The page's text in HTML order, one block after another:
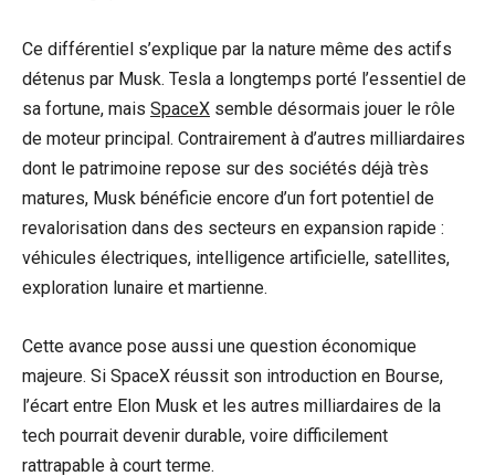
Ce différentiel s’explique par la nature même des actifs
détenus par Musk. Tesla a longtemps porté l’essentiel de
sa fortune, mais SpaceX semble désormais jouer le rôle
de moteur principal. Contrairement à d’autres milliardaires
dont le patrimoine repose sur des sociétés déjà très
matures, Musk bénéficie encore d’un fort potentiel de
revalorisation dans des secteurs en expansion rapide :
véhicules électriques, intelligence artificielle, satellites,
exploration lunaire et martienne.
Cette avance pose aussi une question économique
majeure. Si SpaceX réussit son introduction en Bourse,
l’écart entre Elon Musk et les autres milliardaires de la
tech pourrait devenir durable, voire difficilement
rattrapable à court terme.